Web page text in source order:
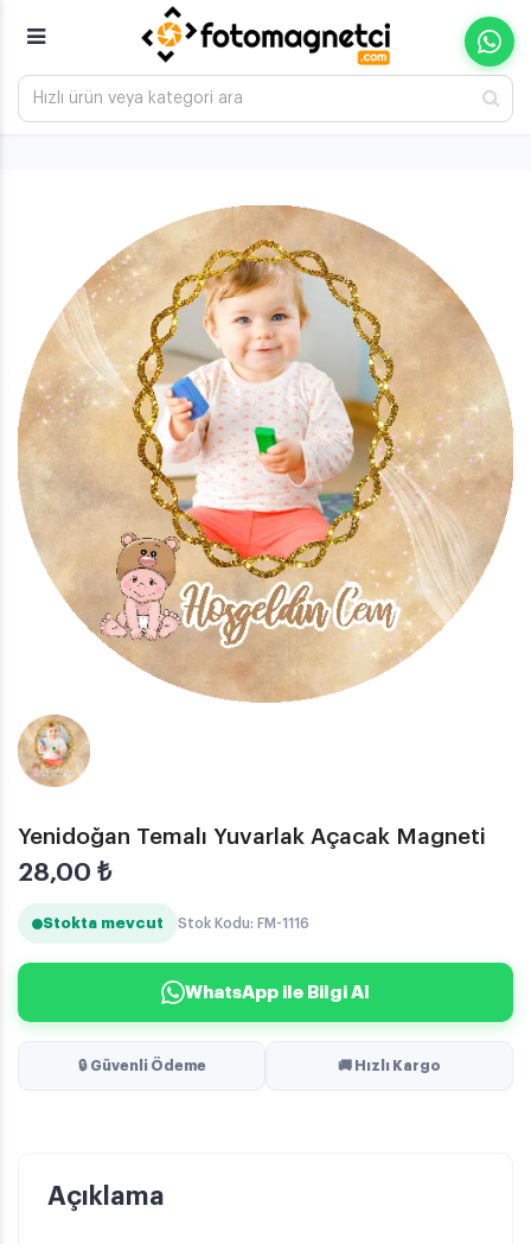
Yenidoğan Temalı Yuvarlak Açacak Magneti
28,00 ₺
Stokta mevcut Stok Kodu: FM-1116
WhatsApp ile Bilgi Al
🔒 Güvenli Ödeme 🚚 Hızlı Kargo
Açıklama